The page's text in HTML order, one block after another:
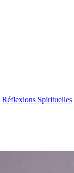
Réflexions Spirituelles